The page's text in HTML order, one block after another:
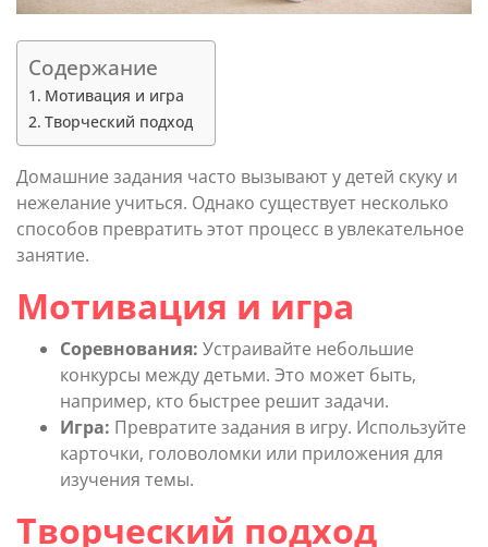
Содержание
Мотивация и игра
Творческий подход
Домашние задания часто вызывают у детей скуку и
нежелание учиться. Однако существует несколько
способов превратить этот процесс в увлекательное
занятие.
Мотивация и игра
Соревнования: Устраивайте небольшие
конкурсы между детьми. Это может быть,
например, кто быстрее решит задачи.
Игра: Превратите задания в игру. Используйте
карточки, головоломки или приложения для
изучения темы.
Творческий подход